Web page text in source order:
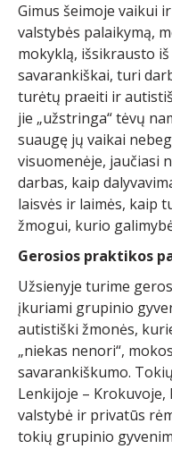
Gimus šeimoje vaikui
valstybės palaikymą,
mokyklą, išsikrausto
savarankiškai, turi
turėtų praeiti ir
jie „užstringa“ tėvų
suaugę jų vaikai
visuomenėje, jaučiasi
darbas, kaip
laisvės ir laimės, kaip
žmogui, kurio
Gerosios praktikos
Užsienyje turime
įkuriami grupinio
autistiški žmonės,
„niekas nenori“,
savarankiškumo.
Lenkijoje – Krokuvoje,
valstybė ir privatūs
tokių grupinio